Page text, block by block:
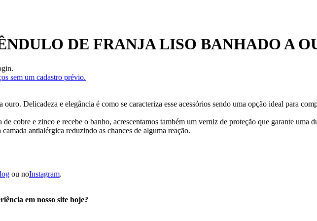
DE FRANJA LISO BANHADO A
sem um cadastro prévio.
Delicadeza e elegância é como se caracteriza esse acessórios sendo uma opção ideal para
cobre e zinco e recebe o banho, acrescentamos também um verniz de proteção que garante uma
antialérgica reduzindo as chances de alguma reação.
ou noInstagram.
em nosso site hoje?